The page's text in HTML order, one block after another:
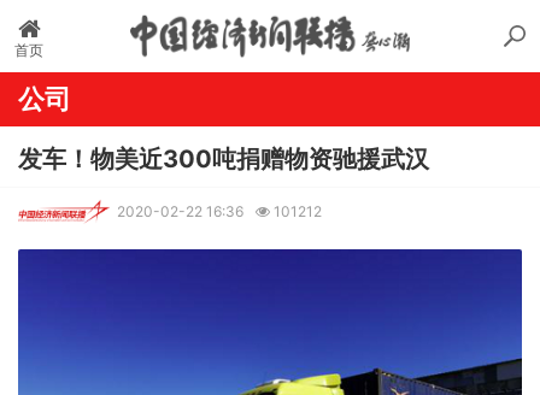
首页
公司
发车！物美近300吨捐赠物资驰援武汉
2020-02-22 16:36 101212